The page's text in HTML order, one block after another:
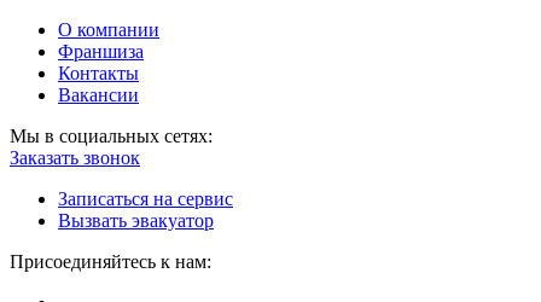
О компании
Франшиза
Контакты
Вакансии
Мы в социальных сетях:
Заказать звонок
Записаться на сервис
Вызвать эвакуатор
Присоединяйтесь к нам: